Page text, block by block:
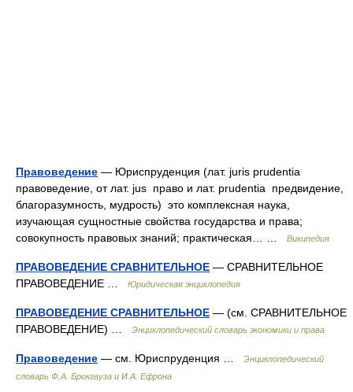
Правоведение — Юриспруденция (лат. juris prudentia
правоведение, от лат. jus право и лат. prudentia предвидение,
благоразумность, мудрость) это комплексная наука,
изучающая сущностные свойства государства и права;
совокупность правовых знаний; практическая… …
Википедия
ПРАВОВЕДЕНИЕ СРАВНИТЕЛЬНОЕ — СРАВНИТЕЛЬНОЕ
ПРАВОВЕДЕНИЕ …
Юридическая энциклопедия
ПРАВОВЕДЕНИЕ СРАВНИТЕЛЬНОЕ — (см. СРАВНИТЕЛЬНОЕ
ПРАВОВЕДЕНИЕ) …
Энциклопедический словарь экономики и права
Правоведение — см. Юриспруденция …
Энциклопедический
словарь Ф.А. Брокгауза и И.А. Ефрона